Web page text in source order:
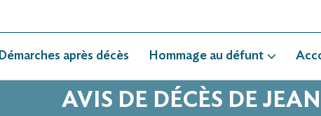
Démarches après décès Hommage au défunt
AVIS DE DÉCÈS DE